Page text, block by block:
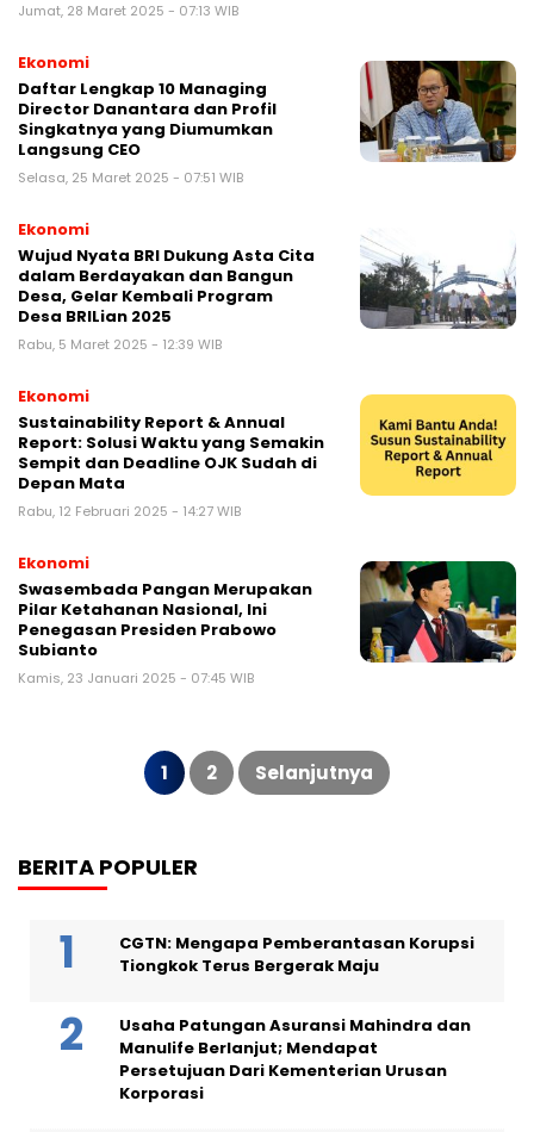
Jumat, 28 Maret 2025 - 07:13 WIB
Ekonomi
Daftar Lengkap 10 Managing
Director Danantara dan Profil
Singkatnya yang Diumumkan
Langsung CEO
Selasa, 25 Maret 2025 - 07:51 WIB
Ekonomi
Wujud Nyata BRI Dukung Asta Cita
dalam Berdayakan dan Bangun
Desa, Gelar Kembali Program
Desa BRILian 2025
Rabu, 5 Maret 2025 - 12:39 WIB
Ekonomi
Sustainability Report & Annual
Report: Solusi Waktu yang Semakin
Sempit dan Deadline OJK Sudah di
Depan Mata
Rabu, 12 Februari 2025 - 14:27 WIB
Ekonomi
Swasembada Pangan Merupakan
Pilar Ketahanan Nasional, Ini
Penegasan Presiden Prabowo
Subianto
Kamis, 23 Januari 2025 - 07:45 WIB
Paginasi
1 2 Selanjutnya
BERITA POPULER
CGTN: Mengapa Pemberantasan Korupsi
Tiongkok Terus Bergerak Maju
Usaha Patungan Asuransi Mahindra dan
Manulife Berlanjut; Mendapat
Persetujuan Dari Kementerian Urusan
Korporasi